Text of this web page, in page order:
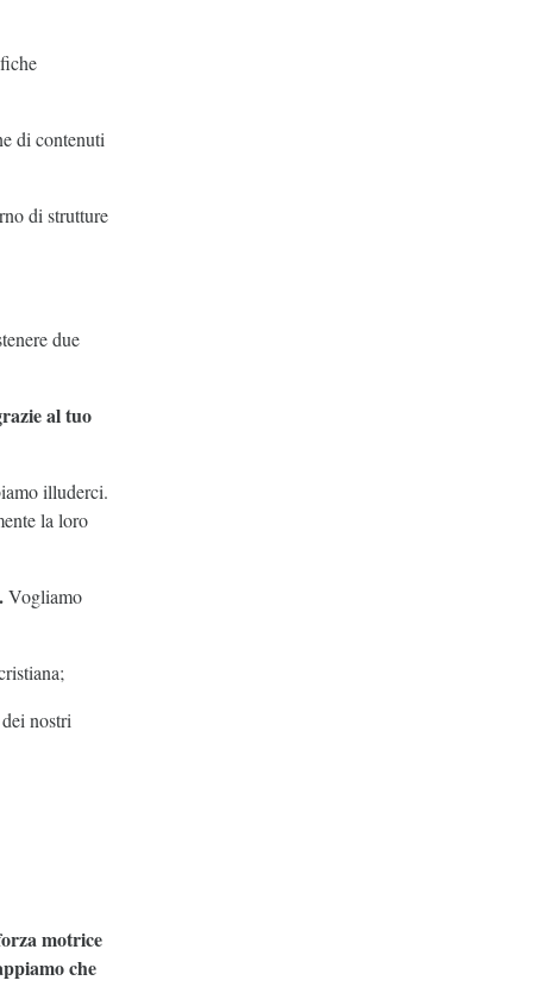
di contenuti
di strutture
due
al tuo
illuderci.
la loro
Vogliamo
nostri
motrice
che